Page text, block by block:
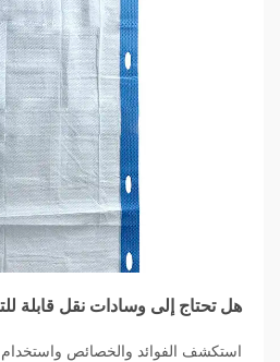
هل تحتاج إلى وسادات نقل قابلة
استكشف الفوائد والخصائص واستخدام